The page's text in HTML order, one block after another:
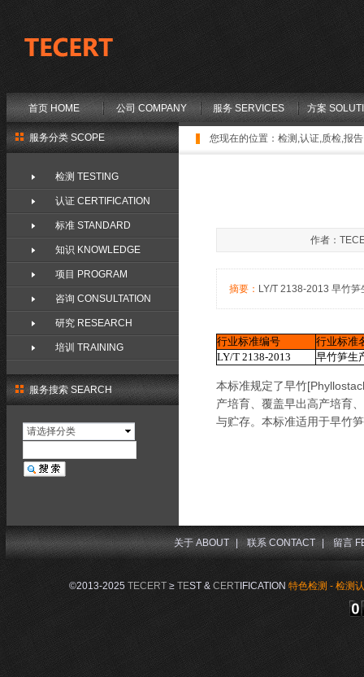
首页 HOME 公司 COMPANY 服务 SERVICES 方案
您现在的位置： 检测,认证,质检,报
服务搜索 SEARCH
请选择分类
作者：
摘要： LY/T 2138-2013 早竹
行业标准编号
行业标准
LY/T 2138-2013
早竹笋生
本标准规定了早竹
产培育、覆盖早出高产培育
与贮存。本标准适用于早竹
服务分类 SCOPE
检测 TESTING
认证 CERTIFICATION
标准 STANDARD
知识 KNOWLEDGE
项目 PROGRAM
咨询 CONSULTATION
研究 RESEARCH
培训 TRAINING
©2013-2025 TECERT≥ TEST & CERTIFICATION 特色检测 - 检测
关于 ABOUT | 联系 CONTACT | 留言